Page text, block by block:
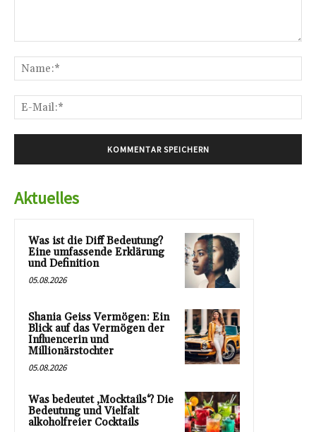
Aktuelles
Was ist die Diff Bedeutung?
Eine umfassende Erklärung
und Definition
05.08.2026
Shania Geiss Vermögen: Ein
Blick auf das Vermögen der
Influencerin und
Millionärstochter
05.08.2026
Was bedeutet ‚Mocktails‘? Die
Bedeutung und Vielfalt
alkoholfreier Cocktails